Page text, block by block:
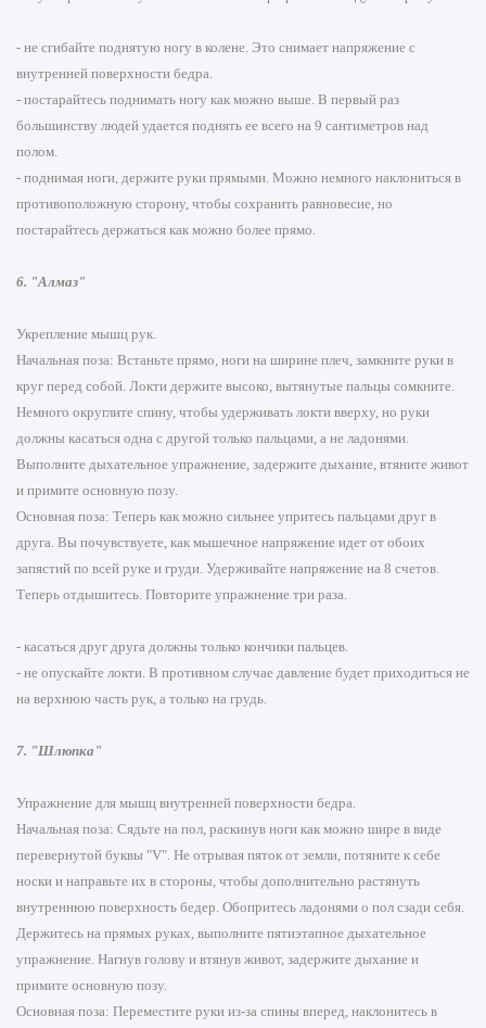
- не сгибайте поднятую ногу в колене. Это снимает напряжение с
внутренней поверхности бедра.
- постарайтесь поднимать ногу как можно выше. В первый раз
большинству людей удается поднять ее всего на 9 сантиметров над
полом.
- поднимая ноги, держите руки прямыми. Можно немного наклониться в
противоположную сторону, чтобы сохранить равновесие, но
постарайтесь держаться как можно более прямо.
6. "Алмаз"
Укрепление мышц рук.
Начальная поза: Встаньте прямо, ноги на ширине плеч, замкните руки в
круг перед собой. Локти держите высоко, вытянутые пальцы сомкните.
Немного округлите спину, чтобы удерживать локти вверху, но руки
должны касаться одна с другой только пальцами, а не ладонями.
Выполните дыхательное упражнение, задержите дыхание, втяните живот
и примите основную позу.
Основная поза: Теперь как можно сильнее упритесь пальцами друг в
друга. Вы почувствуете, как мышечное напряжение идет от обоих
запястий по всей руке и груди. Удерживайте напряжение на 8 счетов.
Теперь отдышитесь. Повторите упражнение три раза.
- касаться друг друга должны только кончики пальцев.
- не опускайте локти. В противном случае давление будет приходиться не
на верхнюю часть рук, а только на грудь.
7. "Шлюпка"
Упражнение для мышц внутренней поверхности бедра.
Начальная поза: Сядьте на пол, раскинув ноги как можно шире в виде
перевернутой буквы "V". Не отрывая пяток от земли, потяните к себе
носки и направьте их в стороны, чтобы дополнительно растянуть
внутреннюю поверхность бедер. Обопритесь ладонями о пол сзади себя.
Держитесь на прямых руках, выполните пятиэтапное дыхательное
упражнение. Нагнув голову и втянув живот, задержите дыхание и
примите основную позу.
Основная поза: Переместите руки из-за спины вперед, наклонитесь в